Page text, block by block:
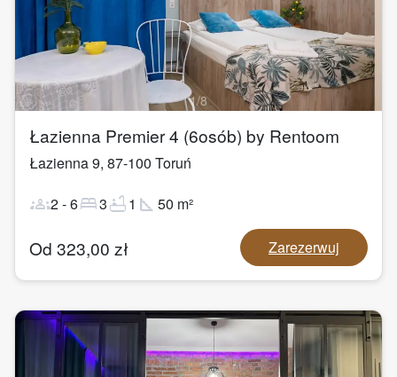
1/8
Łazienna Premier 4 (6osób) by Rentoom
Łazienna 9, 87-100 Toruń
groups2-6bed3bathtub1 square_foot 50 m²
Od 323,00 zł Zarezerwuj